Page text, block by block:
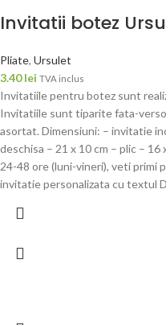
Invitatii botez
Pliate, Ursulet
3.40lei TVA inclus
Invitatiile pentru botez sunt
Invitatiile sunt tiparite fata-
asortat. Dimensiuni: – invitatie
deschisa – 21 x 10 cm – plic – 16
24-48 ore (luni-vineri), veti primi
invitatie personalizata cu textul